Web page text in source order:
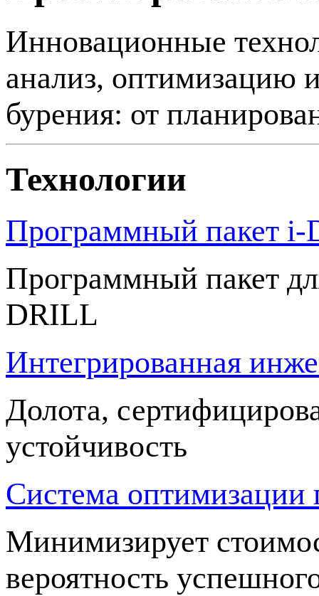
Инновационные
анализ, оптимизацию
бурения: от
Технологии
Программный пакет
Программный пакет
DRILL
Интегрированная
Долота,
устойчивость
Система оптимизации
Минимизирует
вероятность